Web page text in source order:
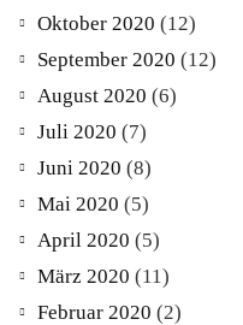
Oktober 2020 (12)
September 2020 (12)
August 2020 (6)
Juli 2020 (7)
Juni 2020 (8)
Mai 2020 (5)
April 2020 (5)
März 2020 (11)
Februar 2020 (2)